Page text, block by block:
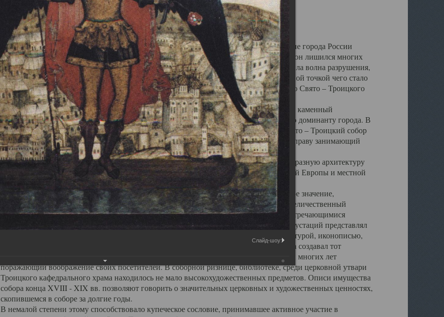
Свято-Троицкий собор Архангельска
23.12.2015
Сегодня мы можем говорить, что Архангельск в большей мере, чем другие губернские города России
пострадал от целенаправленных систематических разрушений, в результате которых он лишился многих
выдающихся памятников архитектуры. Больше всего по старому Архангельску ударила волна разрушения,
вызванная борьбой с религией, набравшая особую силу в конце 20 –х годов. Отправной точкой чего стало
разрушение православного центра архангельской губернии - ансамбля кафедрального Свято – Троицкого
собора Архангельска.
Возникнув в начале XVIII века в центре Архангельска, величественный каменный
двухэтажный Троицкий собор, сразу превратился в зрительную и градостроительную доминанту города. В
XVIII веке по масштабам ему не было равных на Севере. Вплоть до разрушения Свято – Троицкий собор
оставался самым высоким и значительным из городских строений Архангельска, по праву занимающий
второе место, после гостиных дворов, в градостроительной картине Архангельска.
Один из самых больших и светлых соборов России воплотил в себе яркую и своеобразную архитектуру
портового города с отраженными в ней архитектурными течениями России, Западной Европы и местной
архангелогородской школы церковного зодчества.
Масштабность, благолепие и богатство собора, вполне оправдывали его кафедральное значение,
заслуженно выделяя из многочисленных культовых построек города. Обширный и величественный
иконостас украшенный колоннами ионического стиля, с единственными нигде не встречающимися
царскими вратами, изящным фронтоном и множеством резных, символических инкрустаций представлял
собой поистине художественную ценность. В совокупности же с живописью, скульптурой, иконописью,
шитьем, многочисленными предметами церковной утвари интерьер Троицкого храма создавал тот
неповторимый красочный ансамбль декоративного убранства собора, на протяжении многих лет
поражающий воображение своих посетителей. В соборной ризнице, библиотеке, среди церковной утвари
Троицкого кафедрального храма находилось не мало высокохудожественных предметов. Описи имущества
собора конца XVIII - XIX вв. позволяют говорить о значительных церковных и художественных ценностях,
скопившемся в соборе за долгие годы.
В немалой степени этому способствовало купеческое сословие, принимавшее активное участие в
Слайд-шоу: